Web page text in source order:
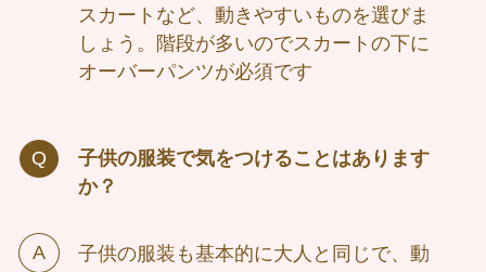
スカートなど、動きやすいものを選びま
しょう。階段が多いのでスカートの下に
オーバーパンツが必須です
子供の服装で気をつけることはあります
か？
子供の服装も基本的に大人と同じで、動